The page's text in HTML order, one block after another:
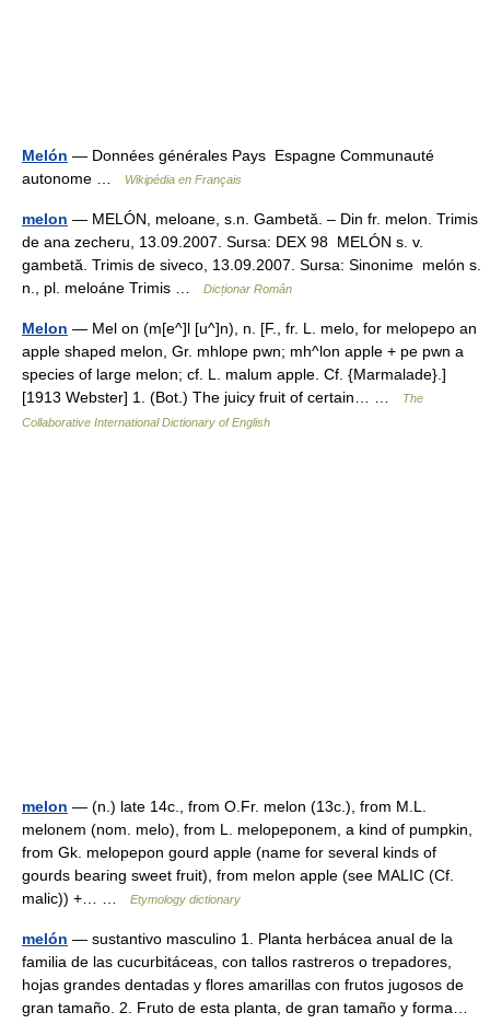
Melón — Données générales Pays Espagne Communauté
autonome …
Wikipédia en Français
melon — MELÓN, meloane, s.n. Gambetă. – Din fr. melon. Trimis
de ana zecheru, 13.09.2007. Sursa: DEX 98 MELÓN s. v.
gambetă. Trimis de siveco, 13.09.2007. Sursa: Sinonime melón s.
n., pl. meloáne Trimis …
Dicționar Român
Melon — Mel on (m[e^]l [u^]n), n. [F., fr. L. melo, for melopepo an
apple shaped melon, Gr. mhlope pwn; mh^lon apple + pe pwn a
species of large melon; cf. L. malum apple. Cf. {Marmalade}.]
[1913 Webster] 1. (Bot.) The juicy fruit of certain… …
The
Collaborative International Dictionary of English
melon — (n.) late 14c., from O.Fr. melon (13c.), from M.L.
melonem (nom. melo), from L. melopeponem, a kind of pumpkin,
from Gk. melopepon gourd apple (name for several kinds of
gourds bearing sweet fruit), from melon apple (see MALIC (Cf.
malic)) +… …
Etymology dictionary
melón — sustantivo masculino 1. Planta herbácea anual de la
familia de las cucurbitáceas, con tallos rastreros o trepadores,
hojas grandes dentadas y flores amarillas con frutos jugosos de
gran tamaño. 2. Fruto de esta planta, de gran tamaño y forma…